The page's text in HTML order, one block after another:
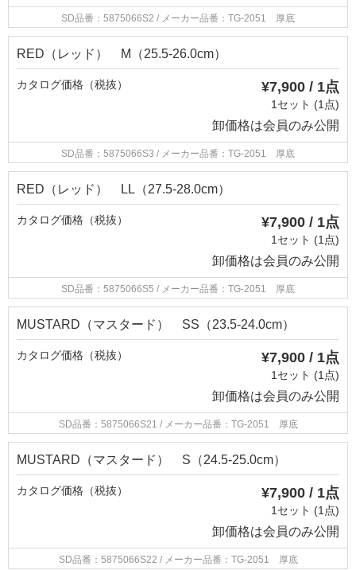
SD品番：5875066S2 / メーカー品番：TG-2051 厚底
RED（レッド） M（25.5-26.0cm）
カタログ価格（税抜） ¥7,900 / 1点
1セット (1点)
卸価格は会員のみ公開
SD品番：5875066S3 / メーカー品番：TG-2051 厚底
RED（レッド） LL（27.5-28.0cm）
カタログ価格（税抜） ¥7,900 / 1点
1セット (1点)
卸価格は会員のみ公開
SD品番：5875066S5 / メーカー品番：TG-2051 厚底
MUSTARD（マスタード） SS（23.5-24.0cm）
カタログ価格（税抜） ¥7,900 / 1点
1セット (1点)
卸価格は会員のみ公開
SD品番：5875066S21 / メーカー品番：TG-2051 厚底
MUSTARD（マスタード） S（24.5-25.0cm）
カタログ価格（税抜） ¥7,900 / 1点
1セット (1点)
卸価格は会員のみ公開
SD品番：5875066S22 / メーカー品番：TG-2051 厚底